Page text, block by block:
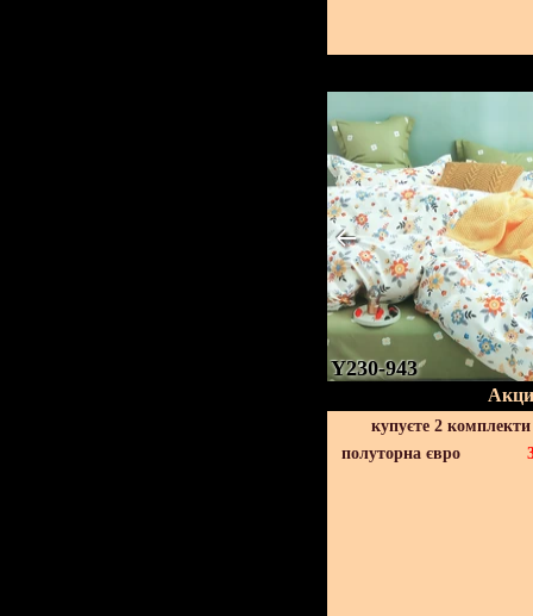
Y230-943
купуєте 2
полуторна євро